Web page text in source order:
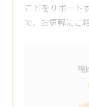
ことをサポート
で、お気軽にご
福